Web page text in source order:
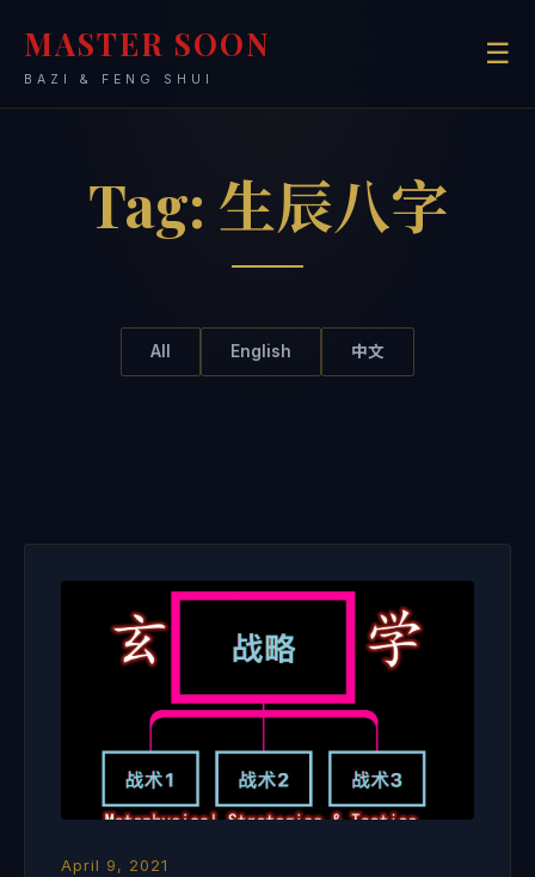
MASTER SOON
BAZI & FENG SHUI
☰
Tag: 生辰八字
All English 中文
April 9, 2021